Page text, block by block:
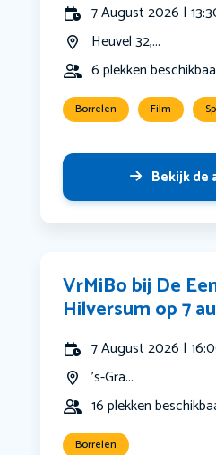
7 August 2026 |
Heuvel 32,...
6 plekken
Borrelen Film
Bekijk
VrMiBo bij De
Hilversum op 7
7 August 2026 |
's-Gra...
16 plekken
Borrelen